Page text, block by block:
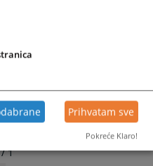
1
Prihvatam sve
Pokreće Klaro!